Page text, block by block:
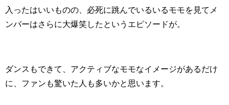
入ったはいいものの、必死に跳んでいるいるモモを見てメ
ンバーはさらに大爆笑したというエピソードが。
ダンスもできて、アクティブなモモなイメージがあるだけ
に、ファンも驚いた人も多いかと思います。